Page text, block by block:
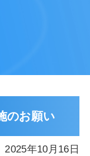
のお願い
2025年10月16日